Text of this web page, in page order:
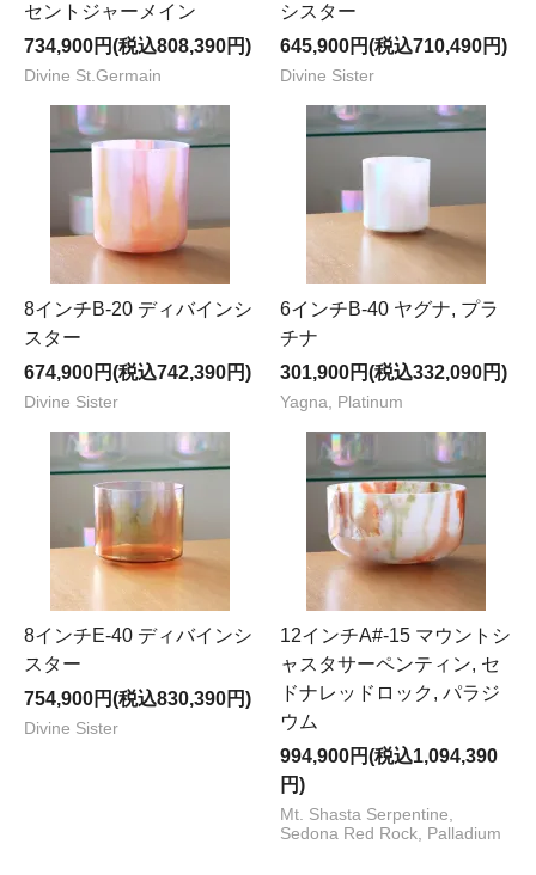
セントジャーメイン
734,900円(税込808,390円)
Divine St.Germain
シスター
645,900円(税込710,490円)
Divine Sister
8インチB-20 ディバインシ
スター
674,900円(税込742,390円)
Divine Sister
6インチB-40 ヤグナ, プラ
チナ
301,900円(税込332,090円)
Yagna, Platinum
8インチE-40 ディバインシ
スター
754,900円(税込830,390円)
Divine Sister
12インチA#-15 マウントシ
ャスタサーペンティン, セ
ドナレッドロック, パラジ
ウム
994,900円(税込1,094,390
円)
Mt. Shasta Serpentine,
Sedona Red Rock, Palladium